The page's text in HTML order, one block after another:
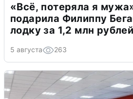
«Всё, потеряла я
подарила Филиппу
лодку за 1,2 млн рублей
5 августа 263